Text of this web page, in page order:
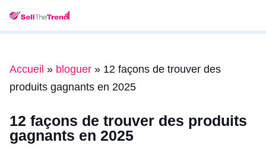
Accueil » bloguer » 12 façons de trouver des
produits gagnants en 2025
12 façons de trouver des produits
gagnants en 2025